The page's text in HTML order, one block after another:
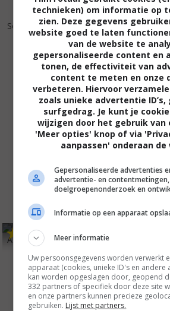
5, 7
Soldier (1998) 6,3
Telling
5,8
A Life Less Ordinary (1997)
technieken) om informatie op
zien. Deze gegevens
website goed te laten
van de website te
gepersonaliseerde content en
tonen, de effectiviteit van
content te meten en onze
verbeteren. Hiervoor
zoals unieke advertentie
surfgedrag. Je kunt je
wijzigen door het gebruik van
'Meer opties' knop of via
aanpassen' onderaan de
Gepersonaliseerde advertenties
advertentie- en contentmetingen,
doelgroepenonderzoek en
Informatie op een apparaat
Meer informatie
Uw persoonsgegevens worden verwerkt
apparaat (cookies, unieke ID's en andere
kan worden opgeslagen door, geopend
332 partners of specifiek door deze site
en onze partners kunnen precieze
gebruiken. Lijst met partners.